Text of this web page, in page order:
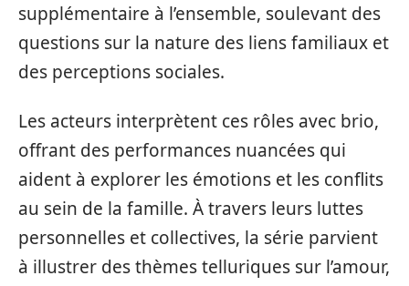
supplémentaire à l’ensemble, soulevant des
questions sur la nature des liens familiaux et
des perceptions sociales.
Les acteurs interprètent ces rôles avec brio,
offrant des performances nuancées qui
aident à explorer les émotions et les conflits
au sein de la famille. À travers leurs luttes
personnelles et collectives, la série parvient
à illustrer des thèmes telluriques sur l’amour,